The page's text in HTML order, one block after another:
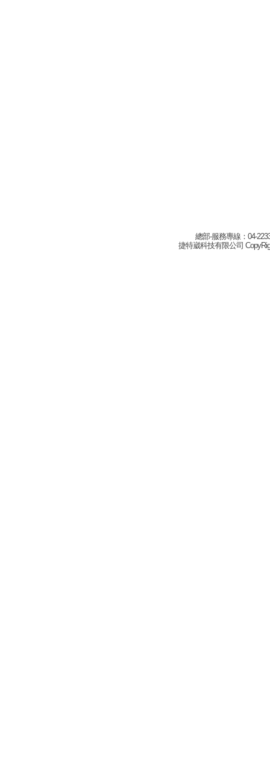
總部-服務專線：04-
捷特崴科技有限公司